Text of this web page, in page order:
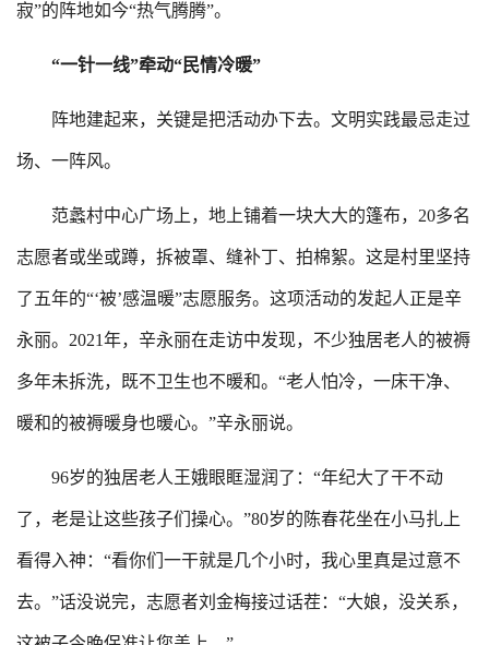
寂”的阵地如今“热气腾腾”。
“一针一线”牵动“民情冷暖”
阵地建起来，关键是把活动办下去。文明实践最忌走过
场、一阵风。
范蠡村中心广场上，地上铺着一块大大的篷布，20多名
志愿者或坐或蹲，拆被罩、缝补丁、拍棉絮。这是村里坚持
了五年的“‘被’感温暖”志愿服务。这项活动的发起人正是辛
永丽。2021年，辛永丽在走访中发现，不少独居老人的被褥
多年未拆洗，既不卫生也不暖和。“老人怕冷，一床干净、
暖和的被褥暖身也暖心。”辛永丽说。
96岁的独居老人王娥眼眶湿润了：“年纪大了干不动
了，老是让这些孩子们操心。”80岁的陈春花坐在小马扎上
看得入神：“看你们一干就是几个小时，我心里真是过意不
去。”话没说完，志愿者刘金梅接过话茬：“大娘，没关系，